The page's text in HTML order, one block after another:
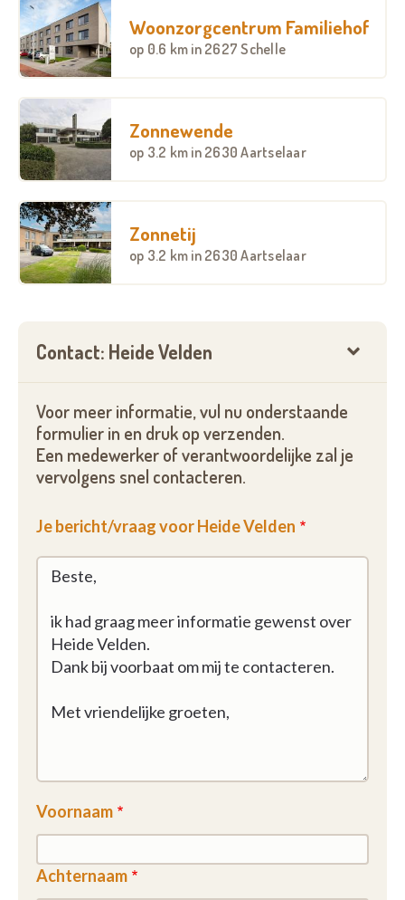
Woonzorgcentrum Familiehof
op 0.6 km in 2627 Schelle
Zonnewende
op 3.2 km in 2630 Aartselaar
Zonnetij
op 3.2 km in 2630 Aartselaar
Contact: Heide Velden
Voor meer informatie, vul nu onderstaande
formulier in en druk op verzenden.
Een medewerker of verantwoordelijke zal je
vervolgens snel contacteren.
Je bericht/vraag voor Heide Velden
Voornaam
Achternaam